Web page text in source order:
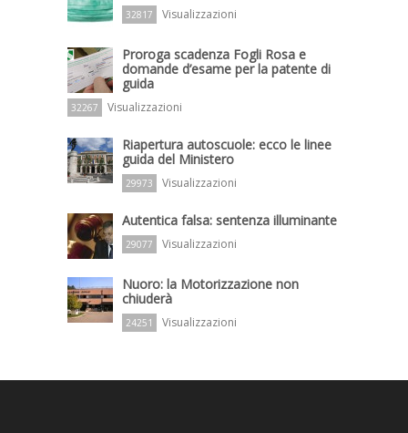
32817 Visualizzazioni
Proroga scadenza Fogli Rosa e
domande d’esame per la patente di
guida
32267 Visualizzazioni
Riapertura autoscuole: ecco le linee
guida del Ministero
29973 Visualizzazioni
Autentica falsa: sentenza illuminante
29077 Visualizzazioni
Nuoro: la Motorizzazione non
chiuderà
24251 Visualizzazioni